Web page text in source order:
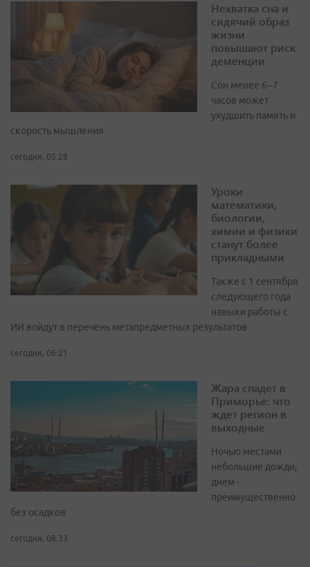
Нехватка сна и
сидячий образ
жизни
повышают риск
деменции
Сон менее 6–7
часов может
ухудшить память и
скорость мышления
сегодня, 05:28
Уроки
математики,
биологии,
химии и физики
станут более
прикладными
Также с 1 сентября
следующего года
навыки работы с
ИИ войдут в перечень метапредметных результатов
сегодня, 06:21
Жара спадет в
Приморье: что
ждет регион в
выходные
Ночью местами
небольшие дожди,
днем -
преимущественно
без осадков
сегодня, 08:33